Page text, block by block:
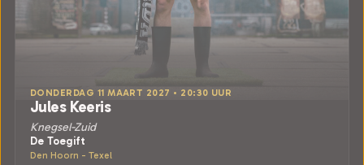
DONDERDAG 11 MAART 2027 • 20:30 UUR
Jules Keeris
Knegsel-Zuid
De Toegift
Den Hoorn - Texel